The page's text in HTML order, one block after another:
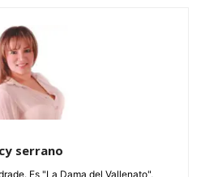
serrano
Es "La Dama del Vallenato",